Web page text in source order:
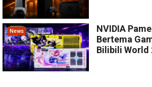
News
NVIDIA
Bertema
Bilibili World